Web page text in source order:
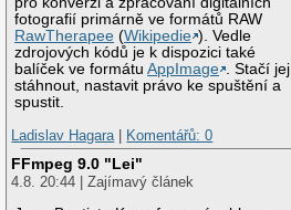
fotografií primárně ve formátů RAW
RawTherapee (Wikipedie ). Vedle
zdrojových kódů je k dispozici také
balíček ve formátuAppImage . Stačí jej
stáhnout, nastavit právo ke spuštění a
spustit.
Ladislav Hagara
Komentářů: 0
FFmpeg 9.0 "Lei"
4.8. 20:44 | Zajímavý článek